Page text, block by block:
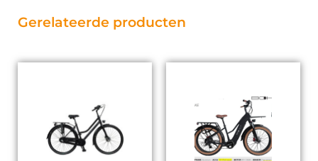
Gerelateerde producten